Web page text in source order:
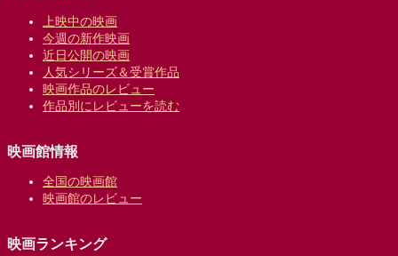
上映中の映画
今週の新作映画
近日公開の映画
人気シリーズ＆受賞作品
映画作品のレビュー
作品別にレビューを読む
映画館情報
全国の映画館
映画館のレビュー
映画ランキング